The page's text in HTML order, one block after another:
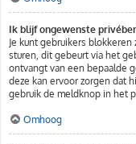
Ik blijf ongewenste
Je kunt gebruikers
sturen, dit gebeurt via het
ontvangt van een bepaalde
deze kan ervoor zorgen dat
gebruik de meldknop in het
Omhoog